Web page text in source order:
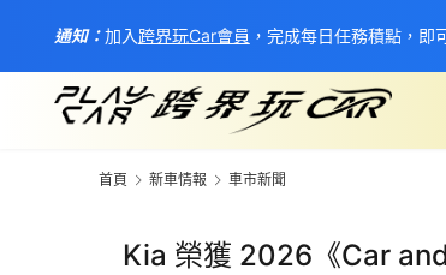
首頁 新車情報 車市新聞
Kia 榮獲 2026《Car
通知：加入 跨界玩Car會員 ，完成每日任務積點，即